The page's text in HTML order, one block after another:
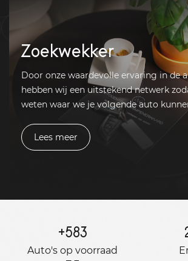
Zoekwekker
Door onze waardevolle ervaring in de
hebben wij een uitstekend netwerk
weten waar we je volgende auto
Lees meer
+583
Auto's op voorraad